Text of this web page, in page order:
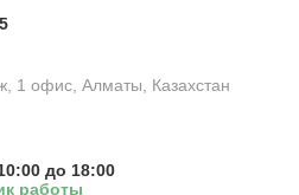
1 офис, Алматы, Казахстан
до 18:00
работы